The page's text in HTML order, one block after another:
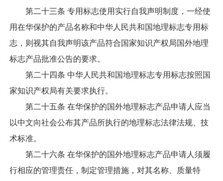
第二十三条 专用标志使用实行自我声明制度，一经使
用在华保护的产品名称和中华人民共和国地理标志专用标
志，则视其自我声明该产品符合国家知识产权局国外地理
标志产品批准公告的要求。
第二十四条 中华人民共和国地理标志专用标志按照国
家知识产权局有关要求执行。
第二十五条 在华保护的国外地理标志产品申请人应当
以中文向社会公布其产品所执行的地理标志法律法规、技
术标准。
第二十六条 在华保护的国外地理标志产品申请人须履
行相应的管理责任，制定管理措施，对其名称、质量特